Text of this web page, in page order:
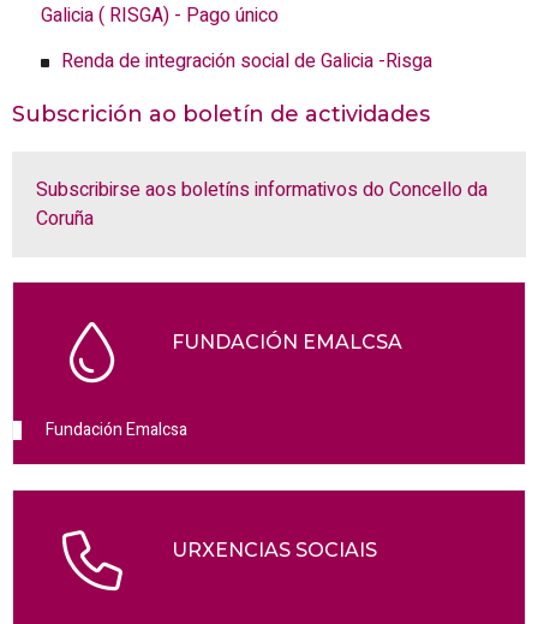
Galicia ( RISGA) - Pago único
Renda de integración social de Galicia -Risga
Subscrición ao boletín de actividades
Subscribirse aos boletíns informativos do Concello da
Coruña
FUNDACIÓN EMALCSA
Fundación Emalcsa
URXENCIAS SOCIAIS